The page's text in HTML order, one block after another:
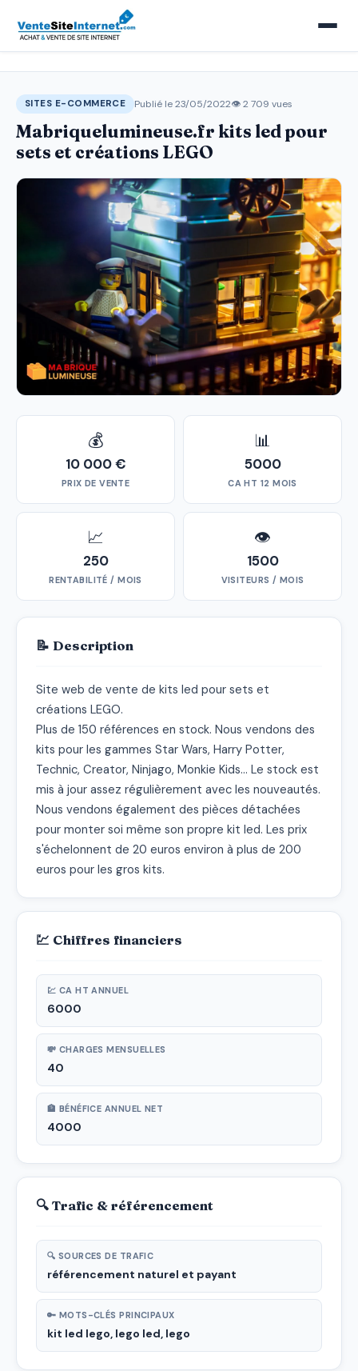
SITES E-COMMERCE Publié le 23/05/2022👁 2 709 vues
Mabriquelumineuse.fr kits led pour
sets et créations LEGO
💰
10 000 €
PRIX DE VENTE
📊
5000
CA HT 12 MOIS
📈
250
RENTABILITÉ / MOIS
👁
1500
VISITEURS / MOIS
📝 Description
Site web de vente de kits led pour sets et
créations LEGO.
Plus de 150 références en stock. Nous vendons des
kits pour les gammes Star Wars, Harry Potter,
Technic, Creator, Ninjago, Monkie Kids... Le stock est
mis à jour assez régulièrement avec les nouveautés.
Nous vendons également des pièces détachées
pour monter soi même son propre kit led. Les prix
s'échelonnent de 20 euros environ à plus de 200
euros pour les gros kits.
💹 Chiffres financiers
💹 CA HT ANNUEL
6000
💸 CHARGES MENSUELLES
40
🏦 BÉNÉFICE ANNUEL NET
4000
🔍 Trafic & référencement
🔍 SOURCES DE TRAFIC
référencement naturel et payant
🔑 MOTS-CLÉS PRINCIPAUX
kit led lego, lego led, lego